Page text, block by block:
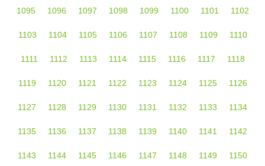
1095 1096 1097 1098 1099 1100 1101 1102
1103 1104 1105 1106 1107 1108 1109 1110
1111 1112 1113 1114 1115 1116 1117 1118
1119 1120 1121 1122 1123 1124 1125 1126
1127 1128 1129 1130 1131 1132 1133 1134
1135 1136 1137 1138 1139 1140 1141 1142
1143 1144 1145 1146 1147 1148 1149 1150